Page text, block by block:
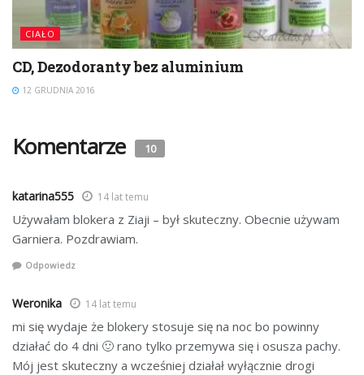
CIAŁO
CD, Dezodoranty bez aluminium
12 GRUDNIA 2016
Komentarze 10
katarina555 14 lat temu
Używałam blokera z Ziaji – był skuteczny. Obecnie używam
Garniera. Pozdrawiam.
Odpowiedz
Weronika 14 lat temu
mi się wydaje że blokery stosuje się na noc bo powinny
działać do 4 dni 🙂 rano tylko przemywa się i osusza pachy.
Mój jest skuteczny a wcześniej działał wyłącznie drogi